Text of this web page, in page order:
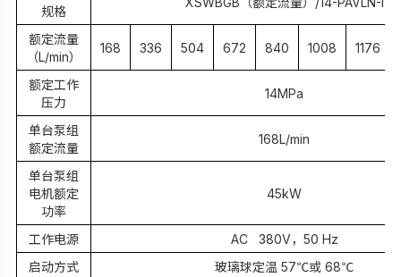
规格
额定流量
（L/min）
168 336 504 672 840 1008 1176
额定工作
压力
14MPa
单台泵组
额定流量
168L/min
单台泵组
电机额定
功率
45kW
工作电源 AC 380V，50 Hz
启动方式
玻璃球定温 57℃或 68℃